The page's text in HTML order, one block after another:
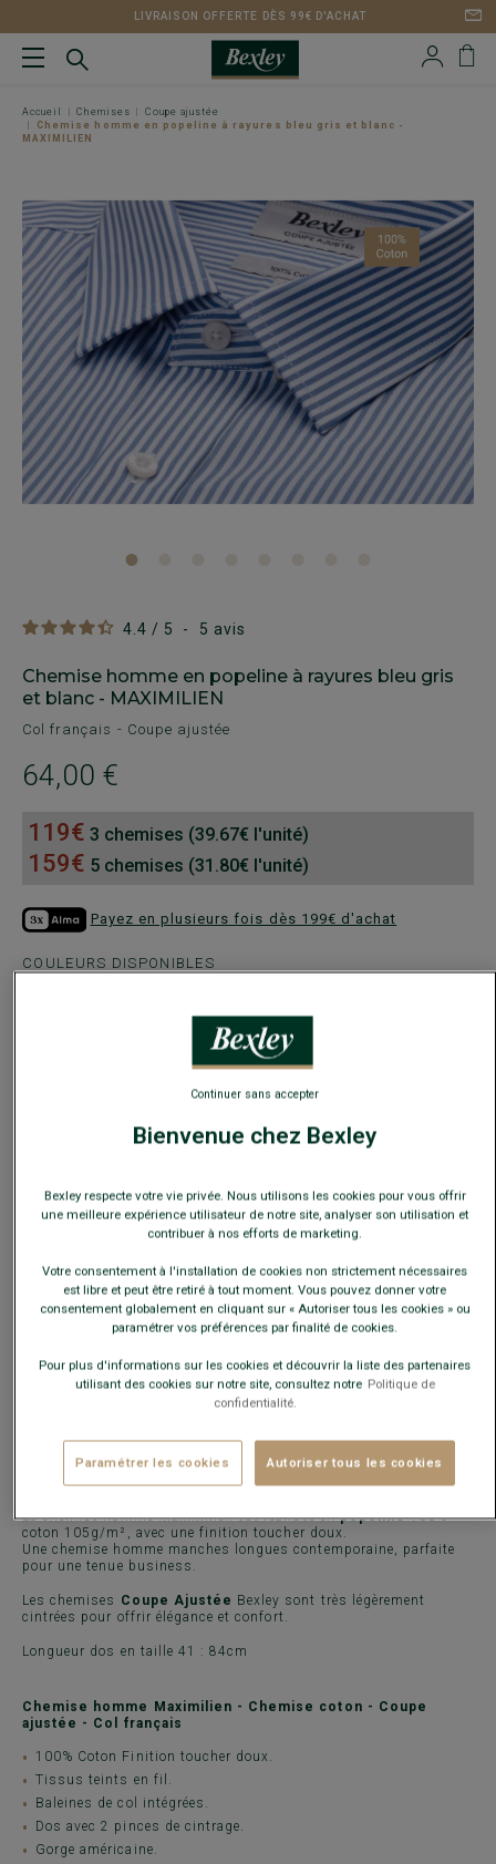
LIVRAISON OFFERTE DÈS 99€ D'ACHAT
Accueil Chemises
Coupe ajustée
Chemise homme en popeline à rayures bleu gris et blanc -
MAXIMILIEN
4.4 / 5 - 5 avis
Chemise homme en popeline à rayures bleu gris
et blanc - MAXIMILIEN
Col français - Coupe ajustée
64,00 €
119€ 3 chemises (39.67€ l'unité)
159€ 5 chemises (31.80€ l'unité)
Payez en plusieurs fois dès 199€ d'achat
COULEURS DISPONIBLES
Guide des tailles
AJOUTER AU PANIER
Voir la disponibilité en magasin
Livré en 24h ouvrées avec Chronopost Express
(commandez avant 14h)
30 jours pour changer d'avis !
CARACTÉRISTIQUES MATIÈRE & FABRICATION
La chemise homme Maximilien est réalisée enpopeline100%
coton 105g/m², avec une finition toucher doux.
Une chemise homme manches longues contemporaine, parfaite
pour une tenue business.
Les chemises Coupe Ajustée Bexley sont très légèrement
cintrées pour offrir élégance et confort.
Longueur dos en taille 41 : 84cm
Chemise homme Maximilien - Chemise coton - Coupe
ajustée - Col français
100% Coton Finition toucher doux.
Tissus teints en fil.
Baleines de col intégrées.
Dos avec 2 pinces de cintrage.
Gorge américaine.
Bienvenue chez Bexley
Bexley respecte votre vie privée. Nous utilisons les cookies pour vous offrir
une meilleure expérience utilisateur de notre site, analyser son utilisation et
contribuer à nos efforts de marketing.
Votre consentement à l'installation de cookies non strictement nécessaires
est libre et peut être retiré à tout moment. Vous pouvez donner votre
consentement globalement en cliquant sur « Autoriser tous les cookies » ou
paramétrer vos préférences par finalité de cookies.
Pour plus d'informations sur les cookies et découvrir la liste des partenaires
utilisant des cookies sur notre site, consultez notre Politique de
confidentialité.
Paramétrer les cookies Autoriser tous les cookies
Continuer sans accepter